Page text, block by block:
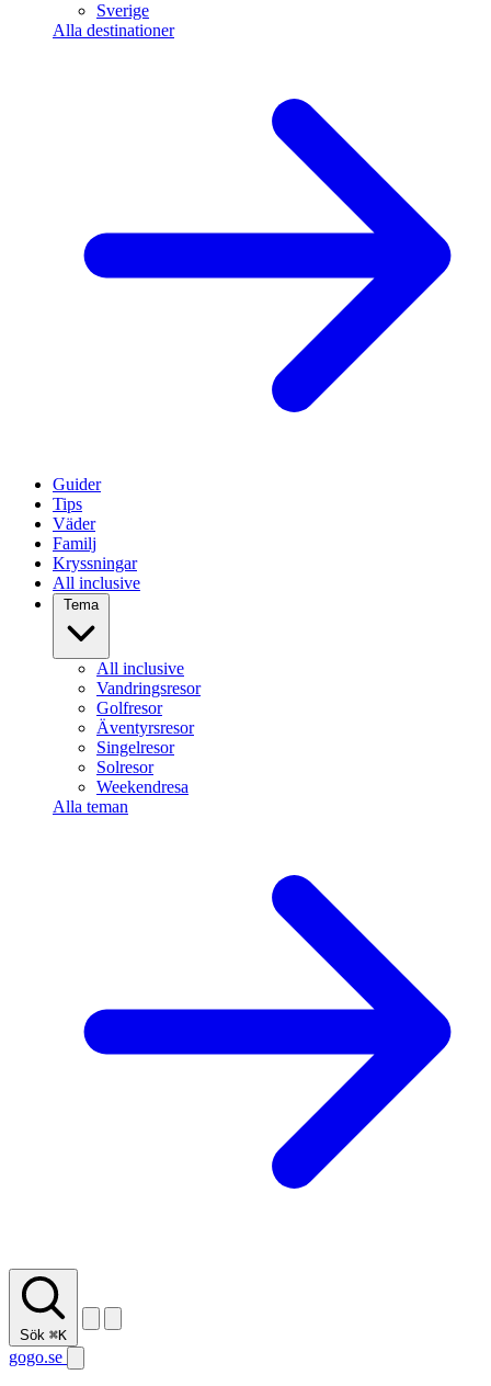
Sverige
Alla destinationer
Guider
Tips
Väder
Familj
Kryssningar
All inclusive
Tema
All inclusive
Vandringsresor
Golfresor
Äventyrsresor
Singelresor
Solresor
Weekendresa
Alla teman
Sök ⌘K
gogo.se